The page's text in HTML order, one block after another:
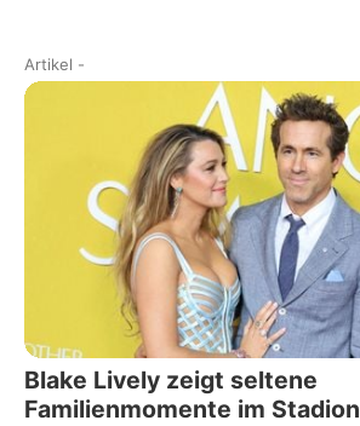
Artikel -
Blake Lively zeigt seltene
Familienmomente im Stadion